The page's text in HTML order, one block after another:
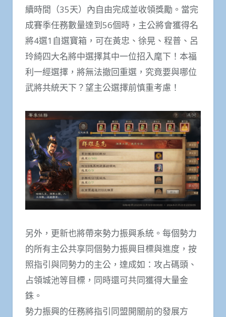
續時間（35天）內自由完成並收領獎勵。當完
成賽季任務數量達到56個時，主公將會獲得名
將4選1自選寶箱，可在黃忠、徐晃、程普、呂
玲綺四大名將中選擇其中一位招入麾下！本福
利一經選擇，將無法撤回重選，究竟要與哪位
武將共統天下？望主公選擇前慎重考慮！
另外，更新也將帶來勢力振興系統。每個勢力
的所有主公共享同個勢力振興目標與進度，按
照指引與同勢力的主公，達成如：攻占碼頭、
占領城池等目標，同時還可共同獲得大量金
銖。
勢力振興的任務將指引同盟開關前的發展方